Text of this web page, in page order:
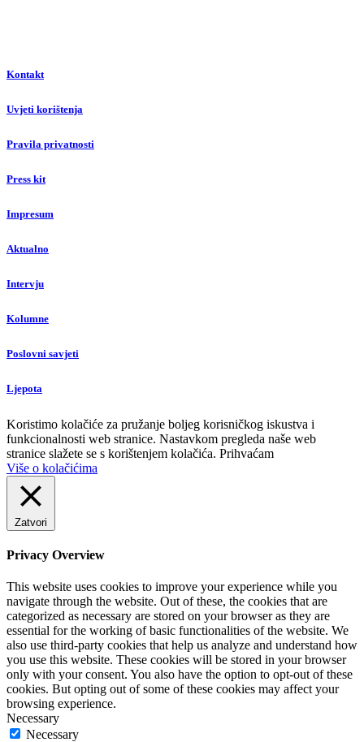
Kontakt
Uvjeti korištenja
Pravila privatnosti
Press kit
Impresum
Aktualno
Intervju
Kolumne
Poslovni savjeti
Ljepota
Koristimo kolačiće za pružanje boljeg korisničkog iskustva i
funkcionalnosti web stranice. Nastavkom pregleda naše web
stranice slažete se s korištenjem kolačića. Prihvaćam
Više o kolačićima
Zatvori
Privacy Overview
This website uses cookies to improve your experience while you
navigate through the website. Out of these, the cookies that are
categorized as necessary are stored on your browser as they are
essential for the working of basic functionalities of the website. We
also use third-party cookies that help us analyze and understand how
you use this website. These cookies will be stored in your browser
only with your consent. You also have the option to opt-out of these
cookies. But opting out of some of these cookies may affect your
browsing experience.
Necessary
Necessary